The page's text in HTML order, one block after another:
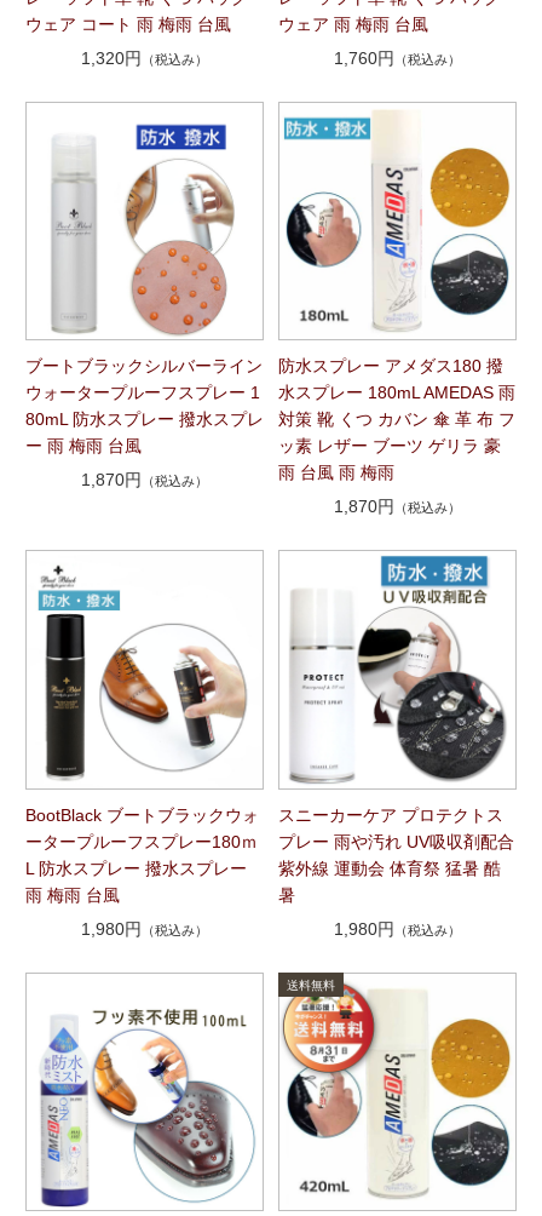
ウェア コート 雨 梅雨 台風
1,320円
（税込み）
ウェア 雨 梅雨 台風
1,760円
（税込み）
ブートブラックシルバーライン
ウォータープルーフスプレー 1
80mL 防水スプレー 撥水スプレ
ー 雨 梅雨 台風
1,870円
（税込み）
防水スプレー アメダス180 撥
水スプレー 180mL AMEDAS 雨
対策 靴 くつ カバン 傘 革 布 フ
ッ素 レザー ブーツ ゲリラ 豪
雨 台風 雨 梅雨
1,870円
（税込み）
BootBlack ブートブラックウォ
ータープルーフスプレー180ｍ
L 防水スプレー 撥水スプレー
雨 梅雨 台風
1,980円 （税込み）
スニーカーケア プロテクトス
プレー 雨や汚れ UV吸収剤配合
紫外線 運動会 体育祭 猛暑 酷
暑
1,980円
（税込み）